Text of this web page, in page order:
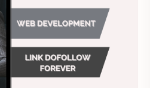
Antiquarian
Áo bà ba
Áo bà bầu Áo bác sĩ